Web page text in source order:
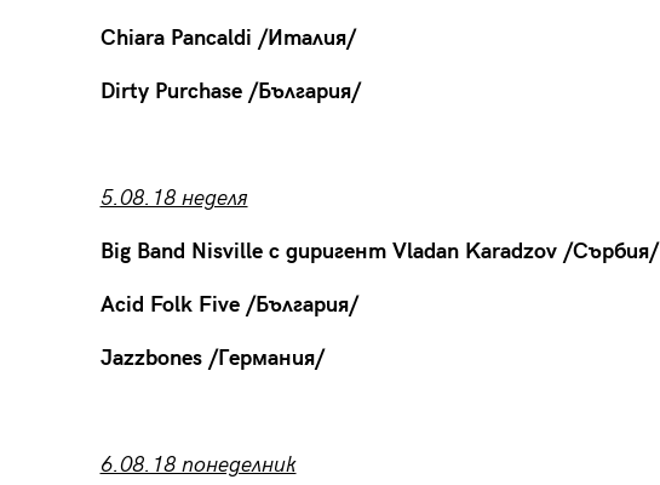
Chiara Pancaldi /Италия/
Dirty Purchase /България/
5.08.18 неделя
Big Band Nisville с диригент Vladan Karadzov /Сърбия/
Acid Folk Five /България/
Jazzbones /Германия/
6.08.18 понеделник